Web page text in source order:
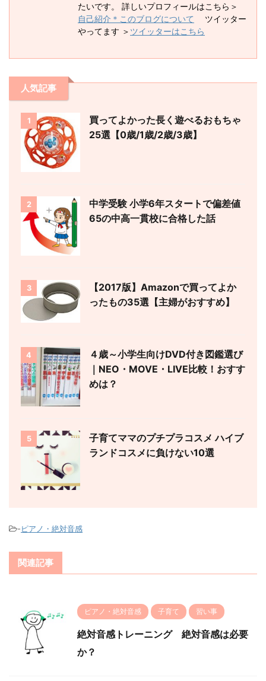
たいです。 詳しいプロフィールはこちら＞
自己紹介＊このブログについて
ツイッター
やってます ＞ ツイッターはこちら
人気記事
1
買ってよかった長く遊べるおもちゃ
25選【0歳/1歳/2歳/3歳】
2
中学受験 小学6年スタートで偏差値
65の中高一貫校に合格した話
3
【2017版】Amazonで買ってよか
ったもの35選【主婦がおすすめ】
4
４歳～小学生向けDVD付き図鑑選び
｜NEO・MOVE・LIVE比較！おすす
めは？
5
子育てママのプチプラコスメ ハイブ
ランドコスメに負けない10選
-ピアノ・絶対音感
関連記事
ピアノ・絶対音感 子育て 習い事
絶対音感トレーニング 絶対音感は必要
か？